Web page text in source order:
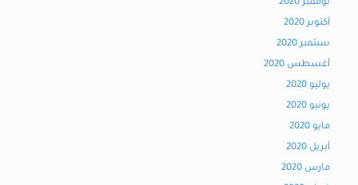
نوفمبر 2020
أكتوبر 2020
سبتمبر 2020
أغسطس 2020
يوليو 2020
يونيو 2020
مايو 2020
أبريل 2020
مارس 2020